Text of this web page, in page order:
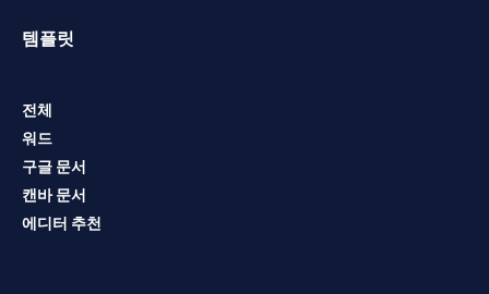
템플릿
전체
워드
구글 문서
캔바 문서
에디터 추천